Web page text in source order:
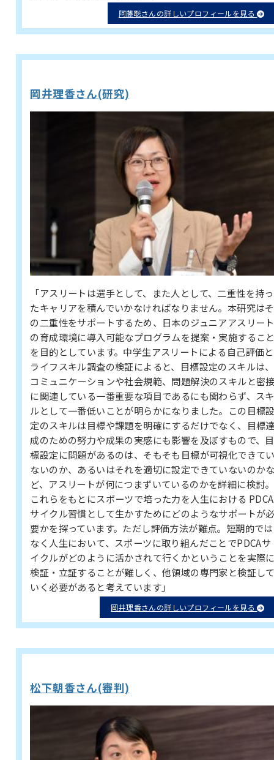
阿藤聡さんの詳しいプロフィールを見る
岡井理香さん(研究)
「アスリートは選手として、また人として、二重性を持っ
たキャリアを積んでいかなければなりません。本研究はそ
の二重性をサポートするため、日本のジュニアアスリート
の育成環境に導入可能なプログラムを提案・実施するこ
を目的としています。中学生アスリートによる自己評価と
ライフスキル調査の検証によると、目標設定のスキルは、
コミュニケーションや社会規範、問題解決のスキルと密
に関連している一番重要な項目であるにも関わらず、スキ
ルとして一番低いことが明らかになりました。この目標
定のスキルは目標や課題を明確にするだけでなく、目標
成のための努力や成果の実感にも影響を及ぼすもので、目
標設定に問題があるのは、そもそも目標が可視化できて
ないのか、あるいはそれを適切に設定できていないのか
ど、アスリートが何につまずいているのかを詳細に検討。
これらをもとにスポーツで培った力を人生における PDCA
サイクル習慣として生かすためにどのようなサポートが
要かを探っています。ただし評価方法が難点。短期的では
なく人生において、スポーツに取り組んだことでPDCAサ
イクルがどのように活かされて行くかということを実際
検証・立証することが難しく、他領域の専門家と検証し
いく必要があると考えています」
岡井理香さんの詳しいプロフィールを見る
松下朝香さん(審判)